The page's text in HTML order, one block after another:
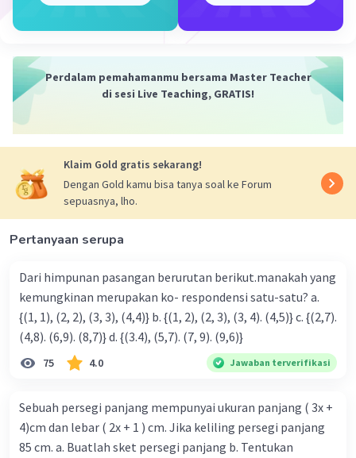
Jawab :
a1/b1 = a2/b2
a2= jumlah perbandingan uang ketiganya
b2 = selisih perbandingan uang Nadia dan
Camelia
a1/b1 = a2/b2
a1 = 12/5 x 500.000
a1 = 1.200.000
Jadi jumlah uang tabungan ketiganya adalah Rp
1.200.000
Perdalam pemahamanmu bersama Master Teacher
di sesi Live Teaching, GRATIS!
Klaim Gold gratis sekarang!
Dengan Gold kamu bisa tanya soal ke Forum
sepuasnya, lho.
Pertanyaan serupa
Dari himpunan pasangan berurutan berikut.manakah yang
kemungkinan merupakan ko- respondensi satu-satu? a.
{(1, 1), (2, 2), (3, 3), (4,4)} b. {(1, 2), (2, 3), (3, 4). (4,5)} c. {(2,7).
(4,8). (6,9). (8,7)} d. {(3.4), (5,7). (7, 9). (9,6)}
75 4.0 Jawaban terverifikasi
Sebuah persegi panjang mempunyai ukuran panjang ( 3x +
4)cm dan lebar ( 2x + 1 ) cm. Jika keliling persegi panjang
85 cm. a. Buatlah sket persegi panjang b. Tentukan